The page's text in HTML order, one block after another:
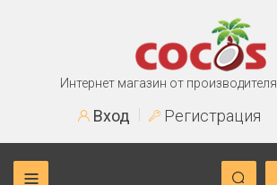
Интернет магазин от производителя
Вход Регистрация